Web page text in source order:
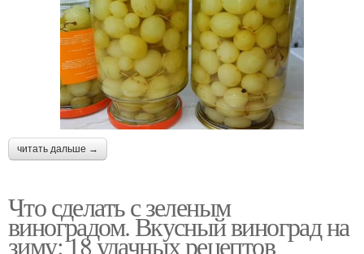
читать дальше →
Что сделать с зеленым
виноградом. Вкусный виноград на
зиму: 18 удачных рецептов